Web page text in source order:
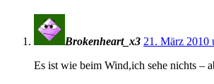
Brokenheart_x3 21. März 2010
Es ist wie beim Wind,ich sehe nichts –